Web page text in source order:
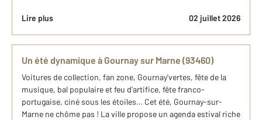
Lire plus 02 juillet 2026
Un été dynamique à Gournay sur Marne (93460)
Voitures de collection, fan zone, Gournay'vertes, fête de la
musique, bal populaire et feu d'artifice, fête franco-
portugaise, ciné sous les étoiles… Cet été, Gournay-sur-
Marne ne chôme pas ! La ville propose un agenda estival riche